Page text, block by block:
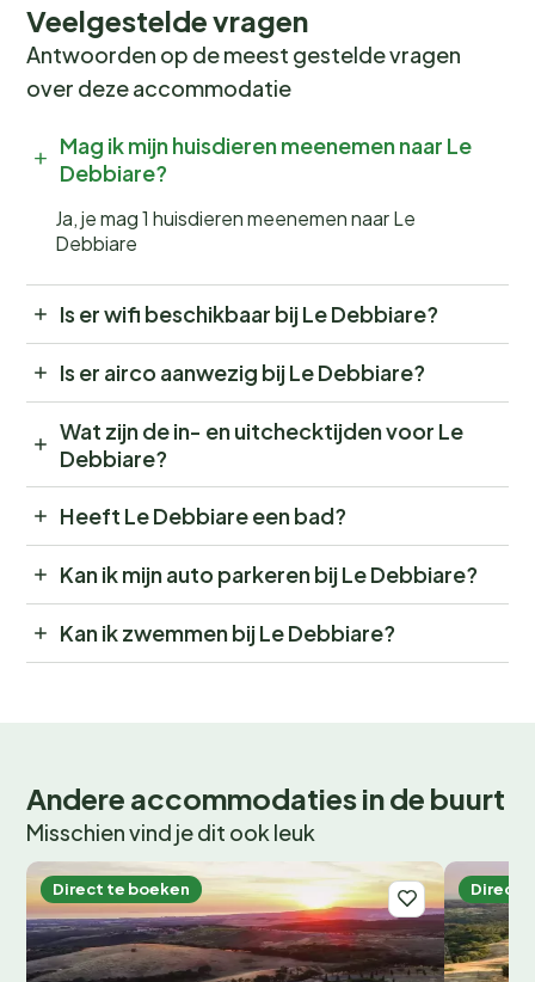
Veelgestelde vragen
Antwoorden op de meest gestelde vragen
over deze accommodatie
Mag ik mijn huisdieren meenemen naar Le
Debbiare?
Ja, je mag 1 huisdieren meenemen naar Le
Debbiare
Is er wifi beschikbaar bij Le Debbiare?
Is er airco aanwezig bij Le Debbiare?
Wat zijn de in- en uitchecktijden voor Le
Debbiare?
Heeft Le Debbiare een bad?
Kan ik mijn auto parkeren bij Le Debbiare?
Kan ik zwemmen bij Le Debbiare?
Andere accommodaties in de buurt
Misschien vind je dit ook leuk
Direct te boeken Direct